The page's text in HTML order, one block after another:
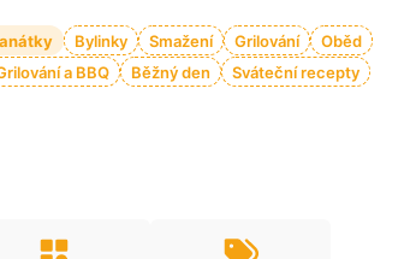
Bylinky Smažení Grilování
Oběd
a BBQ Běžný den Sváteční recepty